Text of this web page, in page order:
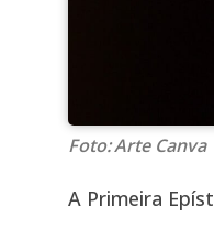
Foto: Arte Canva
A Primeira